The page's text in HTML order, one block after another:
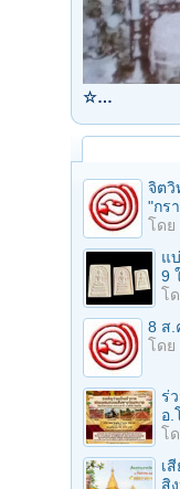
☆…
จิตวิ
"กร
โดย
แ
9
โ
8 ส.
โดย
ร่
อ.
โ
เ
สิ